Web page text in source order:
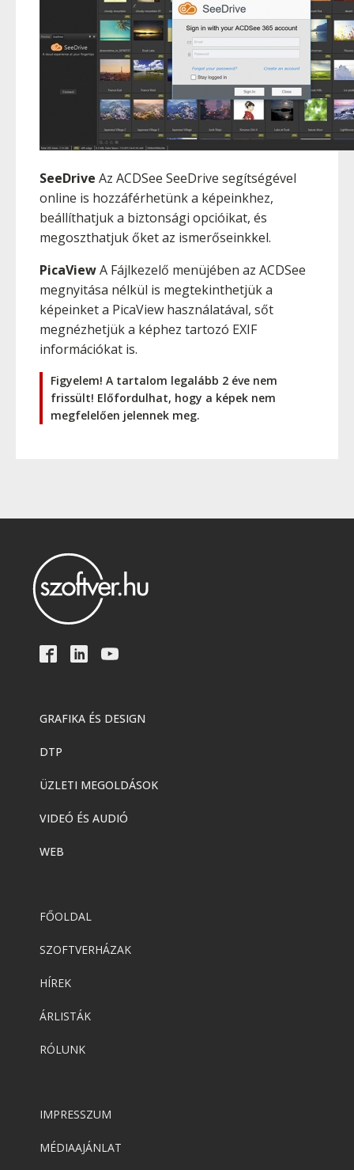
SeeDrive Az ACDSee SeeDrive segítségével
online is hozzáférhetünk a képeinkhez,
beállíthatjuk a biztonsági opcióikat, és
megoszthatjuk őket az ismerőseinkkel.
PicaViewA Fájlkezelő menüjében az ACDSee
megnyitása nélkül is megtekinthetjük a
képeinket a PicaView használatával, sőt
megnézhetjük a képhez tartozó EXIF
információkat is.
Figyelem! A tartalom legalább 2 éve nem
frissült! Előfordulhat, hogy a képek nem
megfelelően jelennek meg.
GRAFIKA ÉS DESIGN
DTP
ÜZLETI MEGOLDÁSOK
VIDEÓ ÉS AUDIÓ
WEB
FŐOLDAL
SZOFTVERHÁZAK
HÍREK
ÁRLISTÁK
RÓLUNK
IMPRESSZUM
MÉDIAAJÁNLAT